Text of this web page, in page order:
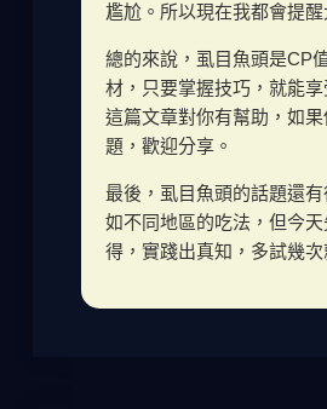
尷尬。所以現在我都會提醒
總的來說，虱目魚頭是CP
材，只要掌握技巧，就能
這篇文章對你有幫助，如果
題，歡迎分享。
最後，虱目魚頭的話題還
如不同地區的吃法，但今
得，實踐出真知，多試幾次